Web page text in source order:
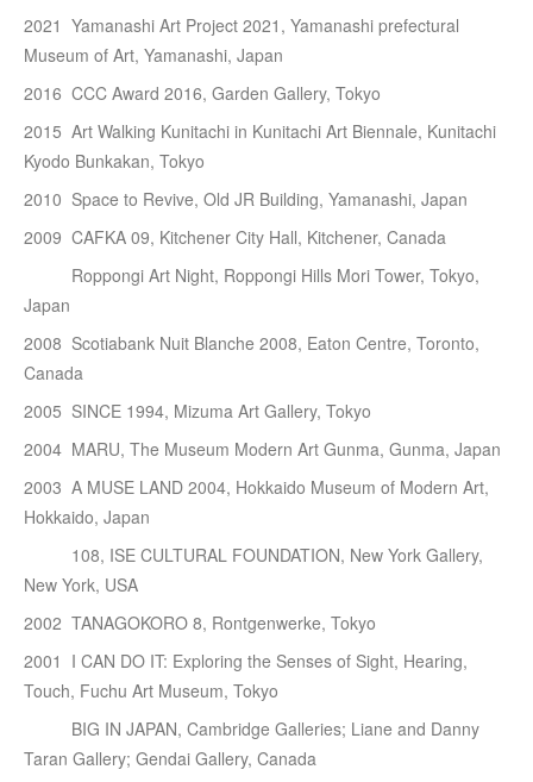
2021 Yamanashi Art Project 2021, Yamanashi prefectural
Museum of Art, Yamanashi, Japan
2016 CCC Award 2016, Garden Gallery, Tokyo
2015 Art Walking Kunitachi in Kunitachi Art Biennale, Kunitachi
Kyodo Bunkakan, Tokyo
2010 Space to Revive, Old JR Building, Yamanashi, Japan
2009 CAFKA 09, Kitchener City Hall, Kitchener, Canada
Roppongi Art Night, Roppongi Hills Mori Tower, Tokyo,
Japan
2008 Scotiabank Nuit Blanche 2008, Eaton Centre, Toronto,
Canada
2005 SINCE 1994, Mizuma Art Gallery, Tokyo
2004 MARU, The Museum Modern Art Gunma, Gunma, Japan
2003 A MUSE LAND 2004, Hokkaido Museum of Modern Art,
Hokkaido, Japan
108, ISE CULTURAL FOUNDATION, New York Gallery,
New York, USA
2002 TANAGOKORO 8, Rontgenwerke, Tokyo
2001 I CAN DO IT: Exploring the Senses of Sight, Hearing,
Touch, Fuchu Art Museum, Tokyo
BIG IN JAPAN, Cambridge Galleries; Liane and Danny
Taran Gallery; Gendai Gallery, Canada